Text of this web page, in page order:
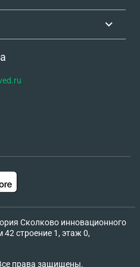
Сколково инновационного
строение 1, этаж 0,
права защищены.